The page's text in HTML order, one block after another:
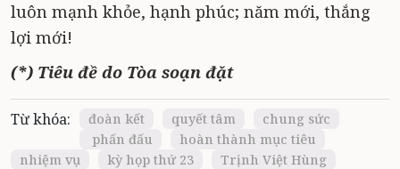
luôn mạnh khỏe, hạnh phúc; năm mới, thắng
lợi mới!
(*) Tiêu đề do Tòa soạn đặt
Từ khóa: đoàn kết quyết tâm
chung sức
phấn đấu
hoàn thành mục tiêu
nhiệm vụ
kỳ họp thứ 23 Trịnh Việt Hùng